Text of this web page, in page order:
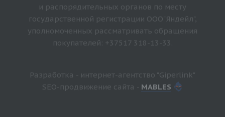
и распорядительных органов по месту
государственной регистрации ООО"Яндейл",
уполномоченных рассматривать обращения
покупателей: +37517 318-13-33.
Разработка - интернет-агентство "Giperlink"
SEO-продвижение сайта - MABLES